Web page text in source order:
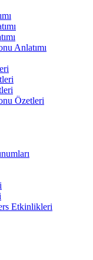
Anlatımı
Özetleri
Etkinlikleri